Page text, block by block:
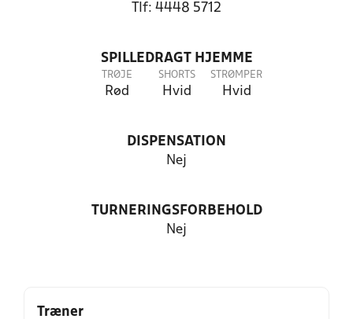
Tlf: 4448 5712
SPILLEDRAGT HJEMME
TRØJE
Rød
SHORTS
Hvid
STRØMPER
Hvid
DISPENSATION
Nej
TURNERINGSFORBEHOLD
Nej
Træner